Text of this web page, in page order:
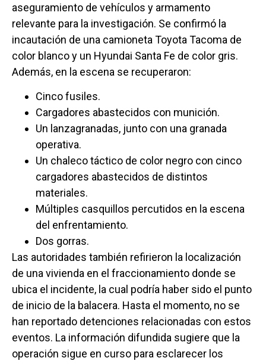
aseguramiento de vehículos y armamento
relevante para la investigación. Se confirmó la
incautación de una camioneta Toyota Tacoma de
color blanco y un Hyundai Santa Fe de color gris.
Además, en la escena se recuperaron:
Cinco fusiles.
Cargadores abastecidos con munición.
Un lanzagranadas, junto con una granada
operativa.
Un chaleco táctico de color negro con cinco
cargadores abastecidos de distintos
materiales.
Múltiples casquillos percutidos en la escena
del enfrentamiento.
Dos gorras.
Las autoridades también refirieron la localización
de una vivienda en el fraccionamiento donde se
ubica el incidente, la cual podría haber sido el punto
de inicio de la balacera. Hasta el momento, no se
han reportado detenciones relacionadas con estos
eventos. La información difundida sugiere que la
operación sigue en curso para esclarecer los